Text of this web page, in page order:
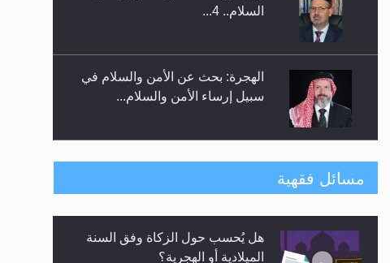
سبيل إرساء الأمن والسلام...
رأيٌ في لغة المسيح الموعود عليه
السلام ..«3» نظرة في شعر المسيح
**الحصن الحصين من وساوس
متطلَّبات التّحريك الجديد...
مسائل فقهية
هل يجوز فتح مشروع كوافير نسائي
للمحجبات وغير المحجبات؟